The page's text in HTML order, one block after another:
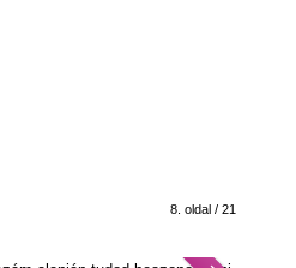
8. oldal / 21